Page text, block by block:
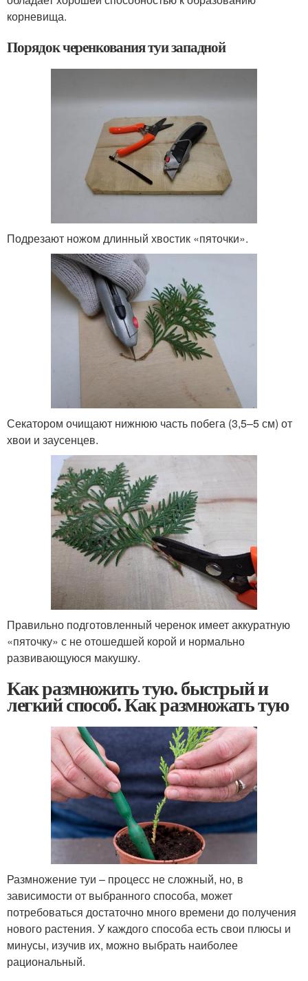
корневища.
Порядок черенкования туи западной
Подрезают ножом длинный хвостик «пяточки».
Секатором очищают нижнюю часть побега (3,5–5 см) от
хвои и заусенцев.
Правильно подготовленный черенок имеет аккуратную
«пяточку» с не отошедшей корой и нормально
развивающуюся макушку.
Как размножить тую. быстрый и
легкий способ. Как размножать тую
Размножение туи – процесс не сложный, но, в
зависимости от выбранного способа, может
потребоваться достаточно много времени до получения
нового растения. У каждого способа есть свои плюсы и
минусы, изучив их, можно выбрать наиболее
рациональный.